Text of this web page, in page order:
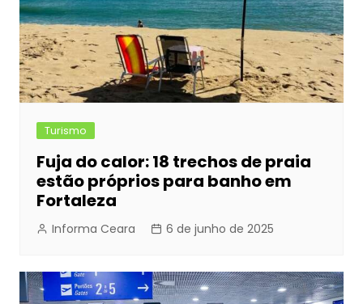
Turismo
Fuja do calor: 18 trechos de praia
estão próprios para banho em
Fortaleza
Informa Ceara 6 de junho de 2025